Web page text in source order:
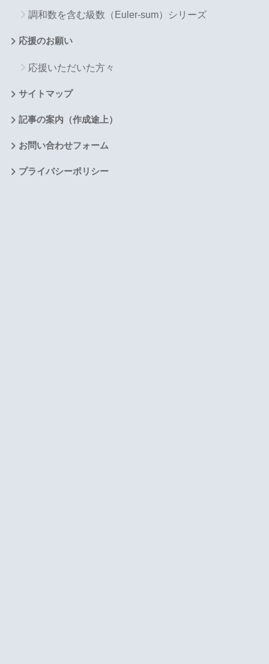
調和数を含む級数（Euler-sum）シリーズ
応援のお願い
応援いただいた方々
サイトマップ
記事の案内（作成途上）
お問い合わせフォーム
プライバシーポリシー